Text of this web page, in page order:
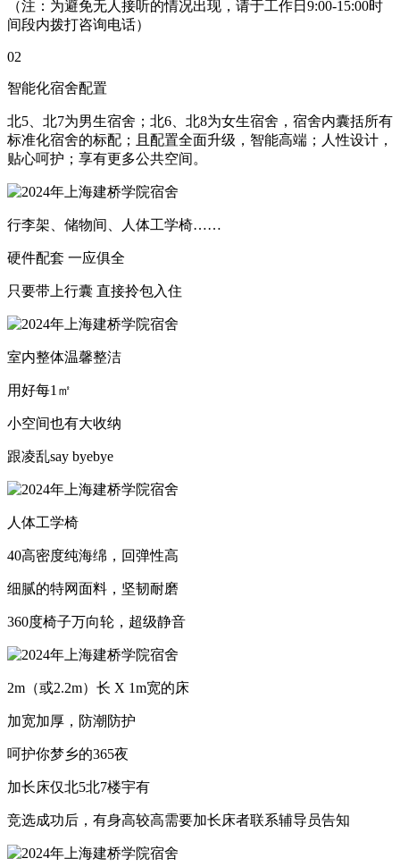
（注：为避免无人接听的情况出现，请于工作日9:00-15:00时
间段内拨打咨询电话）
02
智能化宿舍配置
北5、北7为男生宿舍；北6、北8为女生宿舍，宿舍内囊括所有
标准化宿舍的标配；且配置全面升级，智能高端；人性设计，
贴心呵护；享有更多公共空间。
行李架、储物间、人体工学椅……
硬件配套 一应俱全
只要带上行囊 直接拎包入住
室内整体温馨整洁
用好每1㎡
小空间也有大收纳
跟凌乱say byebye
人体工学椅
40高密度纯海绵，回弹性高
细腻的特网面料，坚韧耐磨
360度椅子万向轮，超级静音
2m（或2.2m）长 X 1m宽的床
加宽加厚，防潮防护
呵护你梦乡的365夜
加长床仅北5北7楼宇有
竞选成功后，有身高较高需要加长床者联系辅导员告知